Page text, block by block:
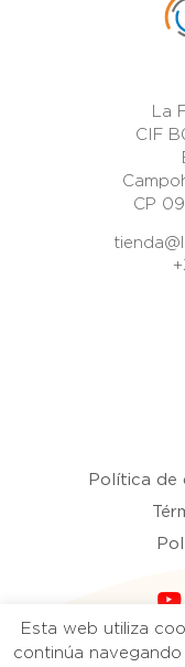
La
CIF
CP
Política de
Copyright
Esta web utiliza
continúa